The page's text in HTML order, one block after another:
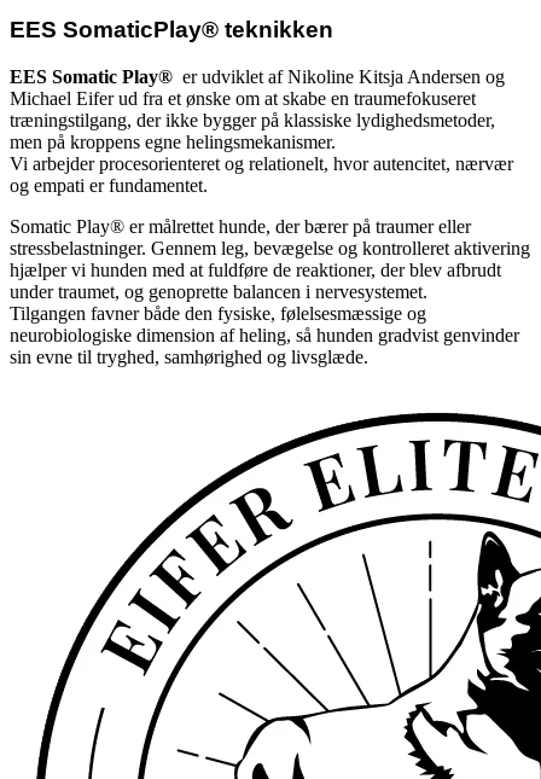
EES SomaticPlay® teknikken
EES Somatic Play® er udviklet af Nikoline Kitsja Andersen og
Michael Eifer ud fra et ønske om at skabe en traumefokuseret
træningstilgang, der ikke bygger på klassiske lydighedsmetoder,
men på kroppens egne helingsmekanismer.
Vi arbejder procesorienteret og relationelt, hvor autencitet, nærvær
og empati er fundamentet.
Somatic Play® er målrettet hunde, der bærer på traumer eller
stressbelastninger. Gennem leg, bevægelse og kontrolleret aktivering
hjælper vi hunden med at fuldføre de reaktioner, der blev afbrudt
under traumet, og genoprette balancen i nervesystemet.
Tilgangen favner både den fysiske, følelsesmæssige og
neurobiologiske dimension af heling, så hunden gradvist genvinder
sin evne til tryghed, samhørighed og livsglæde.